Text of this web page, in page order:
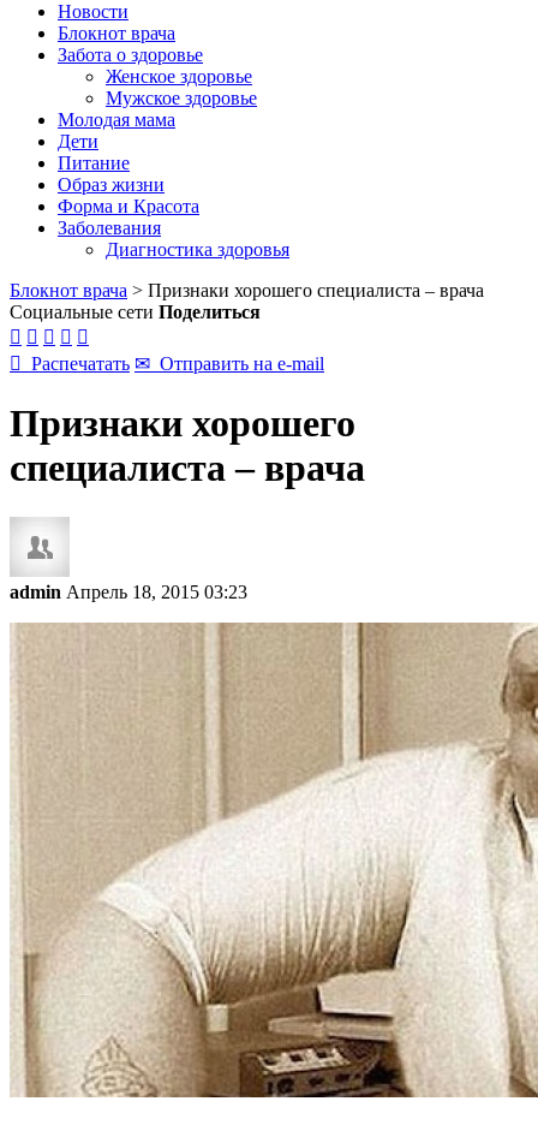
Новости
Блокнот врача
Забота о здоровье
Женское здоровье
Мужское здоровье
Молодая мама
Дети
Питание
Образ жизни
Форма и Красота
Заболевания
Диагностика здоровья
Блокнот врача > Признаки хорошего специалиста – врача
Социальные сети Поделиться
    
 Распечатать ✉ Отправить на e-mail
Признаки хорошего
специалиста – врача
admin Апрель 18, 2015 03:23